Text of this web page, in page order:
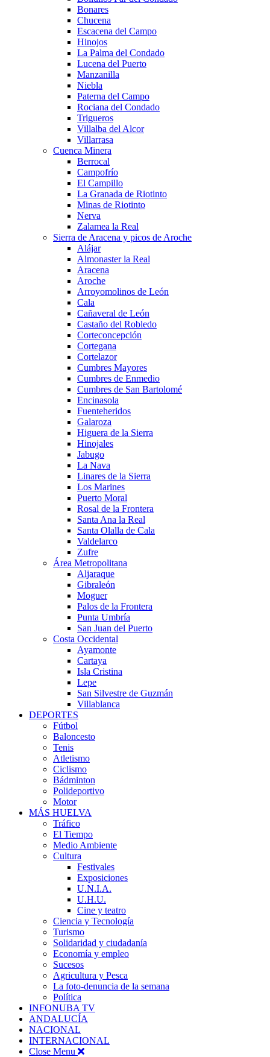
Bonares
Chucena
Escacena del Campo
Hinojos
La Palma del Condado
Lucena del Puerto
Manzanilla
Niebla
Paterna del Campo
Rociana del Condado
Trigueros
Villalba del Alcor
Villarrasa
Cuenca Minera
Berrocal
Campofrío
El Campillo
La Granada de Riotinto
Minas de Riotinto
Nerva
Zalamea la Real
Sierra de Aracena y picos de Aroche
Alájar
Almonaster la Real
Aracena
Aroche
Arroyomolinos de León
Cala
Cañaveral de León
Castaño del Robledo
Corteconcepción
Cortegana
Cortelazor
Cumbres Mayores
Cumbres de Enmedio
Cumbres de San Bartolomé
Encinasola
Fuenteheridos
Galaroza
Higuera de la Sierra
Hinojales
Jabugo
La Nava
Linares de la Sierra
Los Marines
Puerto Moral
Rosal de la Frontera
Santa Ana la Real
Santa Olalla de Cala
Valdelarco
Zufre
Área Metropolitana
Aljaraque
Gibraleón
Moguer
Palos de la Frontera
Punta Umbría
San Juan del Puerto
Costa Occidental
Ayamonte
Cartaya
Isla Cristina
Lepe
San Silvestre de Guzmán
Villablanca
DEPORTES
Fútbol
Baloncesto
Tenis
Atletismo
Ciclismo
Bádminton
Polideportivo
Motor
MÁS HUELVA
Tráfico
El Tiempo
Medio Ambiente
Cultura
Festivales
Exposiciones
U.N.I.A.
U.H.U.
Cine y teatro
Ciencia y Tecnología
Turismo
Solidaridad y ciudadanía
Economía y empleo
Sucesos
Agricultura y Pesca
La foto-denuncia de la semana
Política
INFONUBA TV
ANDALUCÍA
NACIONAL
INTERNACIONAL
Close Menu